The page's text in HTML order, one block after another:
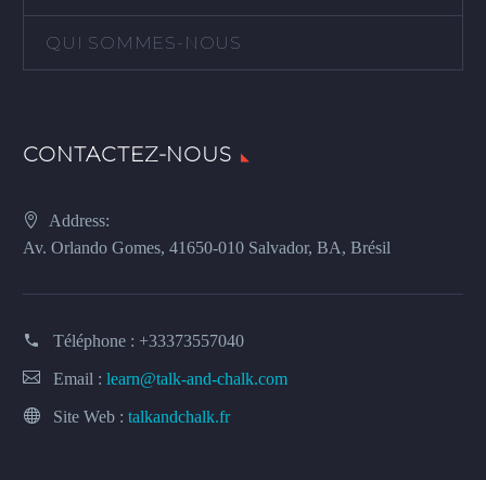
QUI SOMMES-NOUS
CONTACTEZ-NOUS
Address:
Av. Orlando Gomes, 41650-010 Salvador, BA, Brésil
Téléphone : +33373557040
Email : learn@talk-and-chalk.com
Site Web : talkandchalk.fr